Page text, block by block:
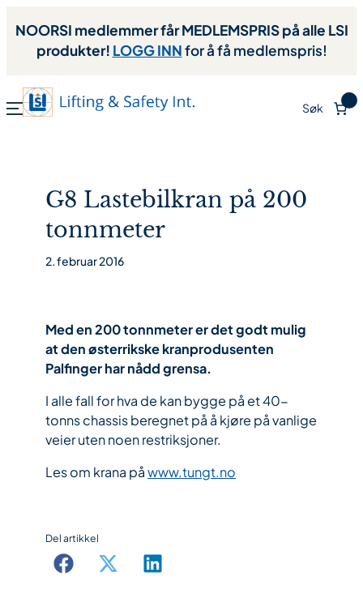
NOORSI medlemmer får MEDLEMSPRIS på alle LSI
produkter! LOGG INNfor å få medlemspris!
Søk
G8 Lastebilkran på 200
tonnmeter
2. februar 2016
Med en 200 tonnmeter er det godt mulig
at den østerrikske kranprodusenten
Palfinger har nådd grensa.
I alle fall for hva de kan bygge på et 40-
tonns chassis beregnet på å kjøre på vanlige
veier uten noen restriksjoner.
Les om krana påwww.tungt.no
Del artikkel